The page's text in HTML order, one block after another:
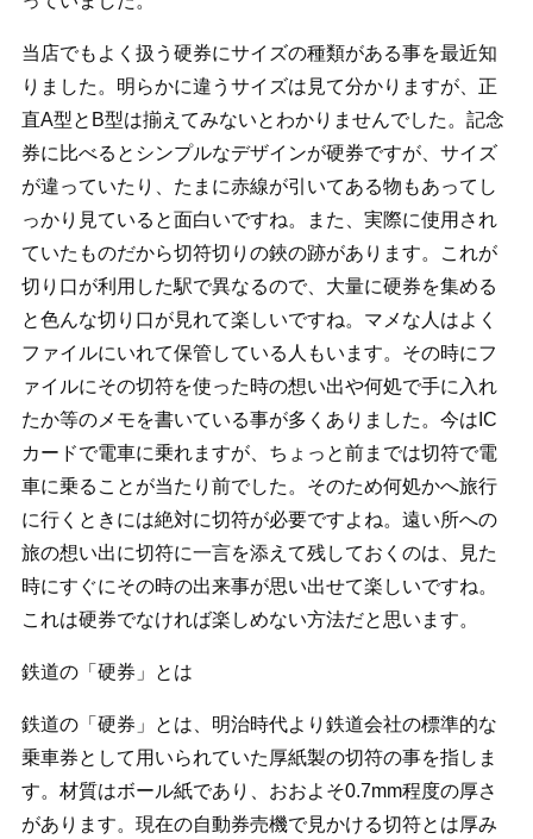
当店でもよく扱う硬券にサイズの種類がある事を最近知
りました。明らかに違うサイズは見て分かりますが、正
直A型とB型は揃えてみないとわかりませんでした。記念
券に比べるとシンプルなデザインが硬券ですが、サイズ
が違っていたり、たまに赤線が引いてある物もあってし
っかり見ていると面白いですね。また、実際に使用され
ていたものだから切符切りの鋏の跡があります。これが
切り口が利用した駅で異なるので、大量に硬券を集める
と色んな切り口が見れて楽しいですね。マメな人はよく
ファイルにいれて保管している人もいます。その時にフ
ァイルにその切符を使った時の想い出や何処で手に入れ
たか等のメモを書いている事が多くありました。今はIC
カードで電車に乗れますが、ちょっと前までは切符で電
車に乗ることが当たり前でした。そのため何処かへ旅行
に行くときには絶対に切符が必要ですよね。遠い所への
旅の想い出に切符に一言を添えて残しておくのは、見た
時にすぐにその時の出来事が思い出せて楽しいですね。
これは硬券でなければ楽しめない方法だと思います。
鉄道の「硬券」とは
鉄道の「硬券」とは、明治時代より鉄道会社の標準的な
乗車券として用いられていた厚紙製の切符の事を指しま
す。材質はボール紙であり、おおよそ0.7mm程度の厚さ
があります。現在の自動券売機で見かける切符とは厚み